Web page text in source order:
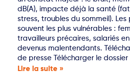
dB(A), impacte déjà la santé
stress, troubles du sommeil). Les
souvent les plus vulnérables :
travailleurs précaires, salariés
devenus malentendants.
de presse Télécharger le dossier
Lire la suite »